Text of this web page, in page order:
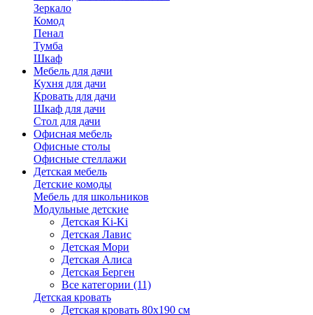
Зеркало
Комод
Пенал
Тумба
Шкаф
Мебель для дачи
Кухня для дачи
Кровать для дачи
Шкаф для дачи
Стол для дачи
Офисная мебель
Офисные столы
Офисные стеллажи
Детская мебель
Детские комоды
Мебель для школьников
Модульные детские
Детская Ki-Ki
Детская Лавис
Детская Мори
Детская Алиса
Детская Берген
Все категории (11)
Детская кровать
Детская кровать 80х190 см